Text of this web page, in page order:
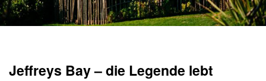
Jeffreys Bay – die Legende lebt